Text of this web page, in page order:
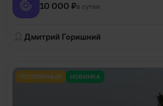
10 000 ₽в сутки
Дмитрий Горишний
ПОПУЛЯРНЫЙ НОВИНКА